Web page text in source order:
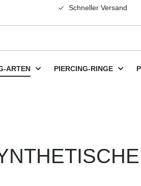
Schneller Versand
ARTEN PIERCING-RINGE